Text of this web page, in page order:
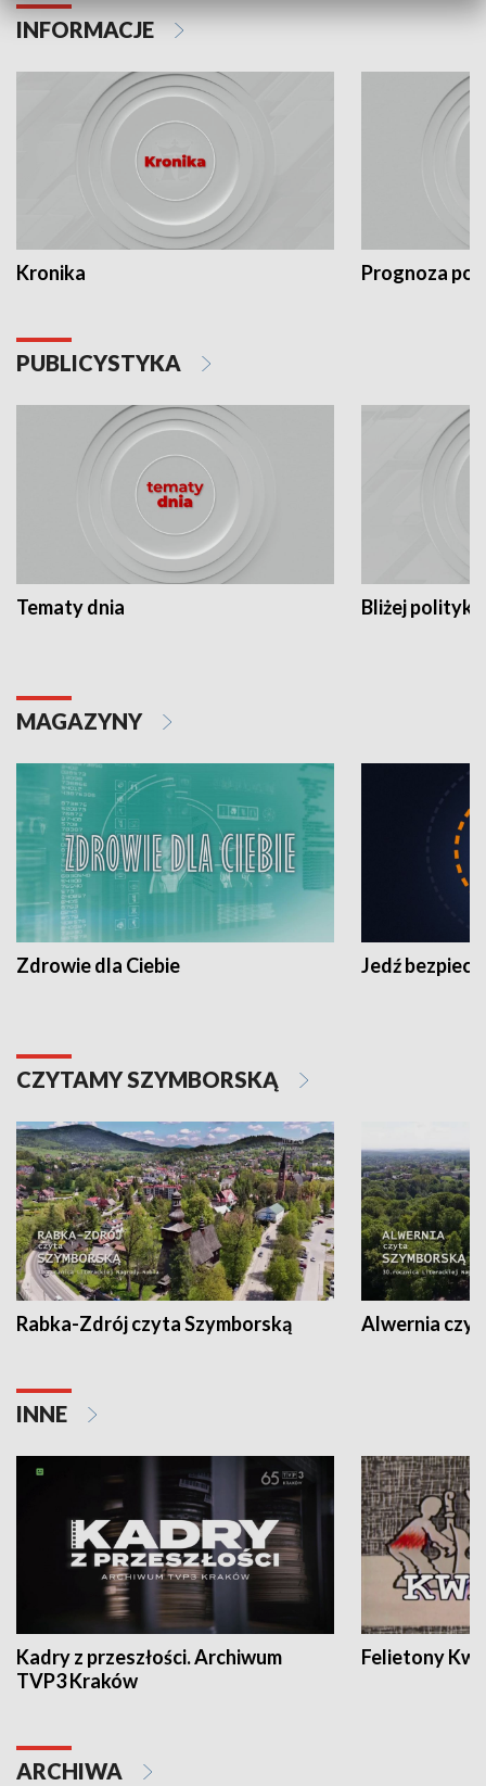
INFORMACJE
Kronika Prognoza
PUBLICYSTYKA
Tematy dnia Bliżej polityki
MAGAZYNY
Zdrowie dla Ciebie Jedź
CZYTAMY SZYMBORSKĄ
Rabka-Zdrój czyta Szymborską Alwernia
INNE
Kadry z przeszłości. Archiwum
TVP3 Kraków
Felietony
ARCHIWA